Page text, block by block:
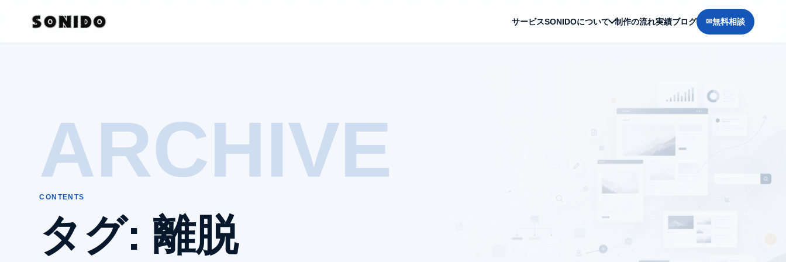
サービスSONIDOについて 制作の流れ実績ブログ 無料相談
ARCHIVE
CONTENTS
タグ: 離脱